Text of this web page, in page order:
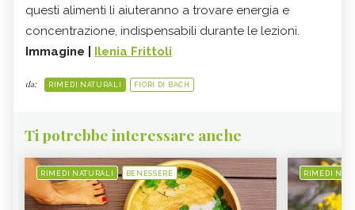
questi alimenti li aiuteranno a trovare energia e
concentrazione, indispensabili durante le lezioni.
Immagine | Ilenia Frittoli
da: RIMEDI NATURALI FIORI DI BACH
Ti potrebbe interessare anche
RIMEDI NATURALI BENESSERE RIMEDI